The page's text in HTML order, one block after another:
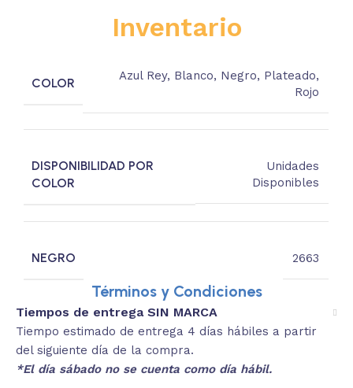
Inventario
COLOR
Azul Rey, Blanco, Negro, Plateado,
Rojo
DISPONIBILIDAD POR
COLOR
Unidades
Disponibles
NEGRO 2663
Términos y Condiciones
Tiempos de entrega SIN MARCA
Tiempo estimado de entrega 4 días hábiles a partir
del siguiente día de la compra.
*El día sábado no se cuenta como día hábil.